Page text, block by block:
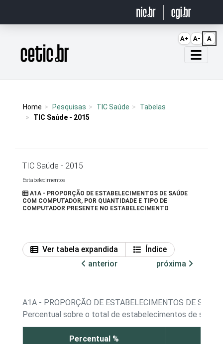
Página inicial
Home Pesquisas TIC Saúde
Tabelas
TIC Saúde - 2015
TIC Saúde - 2015
Estabelecimentos
A1A - PROPORÇÃO DE ESTABELECIMENTOS DE SAÚDE
COM COMPUTADOR, POR QUANTIDADE E TIPO DE
COMPUTADOR PRESENTE NO ESTABELECIMENTO
Ver tabela expandida
Índice
anterior
próxima
A1A - PROPORÇÃO DE ESTABELECIMENTOS DE
Percentual sobre o total de estabelecimentos de
Percentual %
A+ A- A